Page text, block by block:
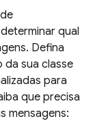
qual
Defina
sua classe
para
que precisa
mensagens: